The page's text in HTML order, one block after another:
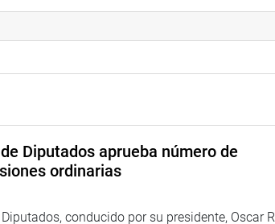
peruanos”.
a la Ley de Partidos Políticos y la
por el presidente Ollanta Humala.
las bancadas para aprobar la elección del
a pesar que la Mesa Directiva ha
el consenso entre las bancadas”,
en la próxima legislatura. (LC)
Diputados aprueba número de
ordinarias
conducido por su presidente, Oscar